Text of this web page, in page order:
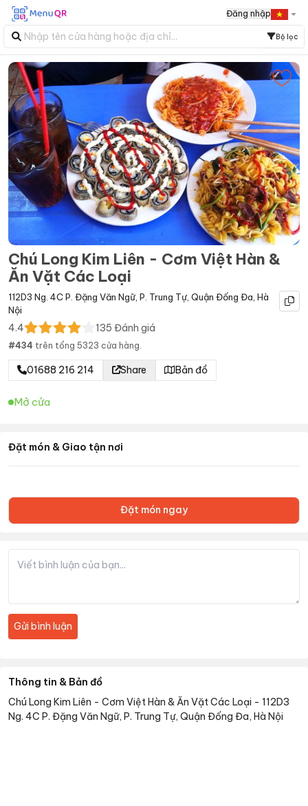
Đăng nhập
Bộ lọc
Chú Long Kim Liên - Cơm Việt Hàn &
Ăn Vặt Các Loại
112D3 Ng. 4C P. Đặng Văn Ngữ P. Trung Tự Quận Đống Đa Hà
Nội
4.4 135 Đánh giá
#434 trên tổng 5323 cửa hàng.
01688 216 214 Share Bản đồ
Mở cửa
Đặt món & Giao tận nơi
Đặt món ngay
Gửi bình luận
Thông tin & Bản đồ
Chú Long Kim Liên - Cơm Việt Hàn & Ăn Vặt Các Loại - 112D3
Ng. 4C P. Đặng Văn Ngữ, P. Trung Tự, Quận Đống Đa, Hà Nội